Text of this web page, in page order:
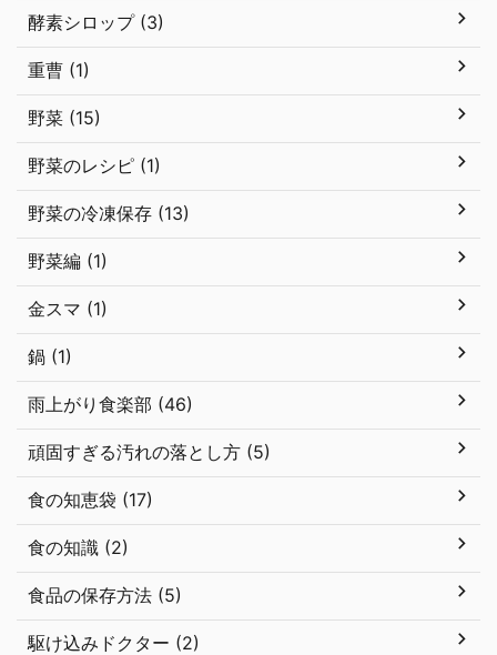
酵素シロップ (3)
重曹 (1)
野菜 (15)
野菜のレシピ (1)
野菜の冷凍保存 (13)
野菜編 (1)
金スマ (1)
鍋 (1)
雨上がり食楽部 (46)
頑固すぎる汚れの落とし方 (5)
食の知恵袋 (17)
食の知識 (2)
食品の保存方法 (5)
駆け込みドクター (2)